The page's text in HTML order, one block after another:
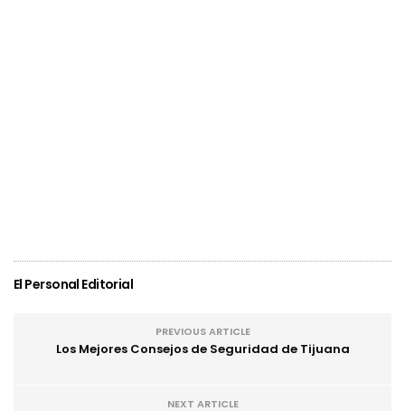
El Personal Editorial
PREVIOUS ARTICLE
Los Mejores Consejos de Seguridad de Tijuana
NEXT ARTICLE